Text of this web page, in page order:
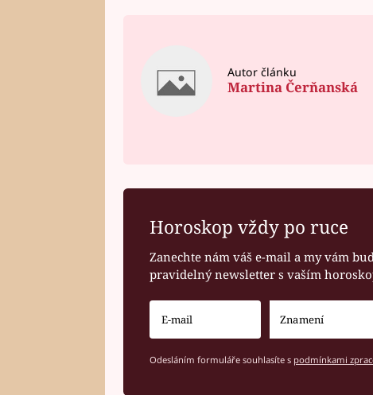
Autor článku
Martina Čerňanská
Horoskop vždy po ruce
Zanechte nám váš e-mail a my vám
pravidelný newsletter s vaším
Odesláním formuláře souhlasíte s podmínkami